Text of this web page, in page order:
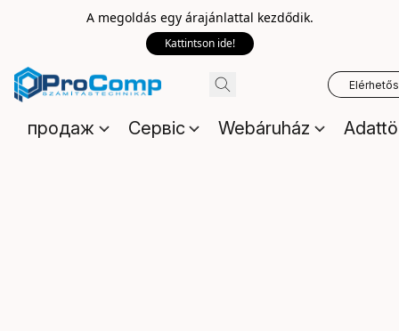
A megoldás egy árajánlattal kezdődik.
Kattintson ide!
продаж Сервіс Webáruház